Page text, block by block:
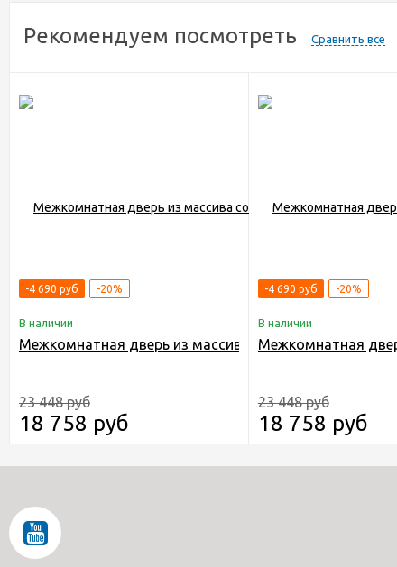
Рекомендуем посмотреть Сравнить все
-4 690 руб -20%
В наличии
Межкомнатная дверь из массива сосны Граф "Run" 21
23 448 руб
18 758 руб
-4 690 руб -20%
В наличии
Межкомнатная
23 448 руб
18 758 руб